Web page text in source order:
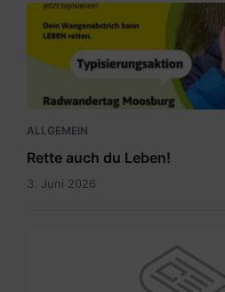
Rette
auch
du
ALLGEMEIN
Rette auch du Leben!
3. Juni 2026